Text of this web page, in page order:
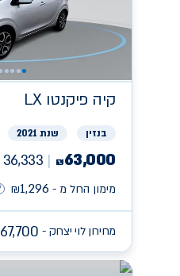
קיה פיקנטו LX
בנזין שנת 2021
₪63,000
36,333
מימון החל מ -
₪1,296
מחירון לוי יצחק - 67,700